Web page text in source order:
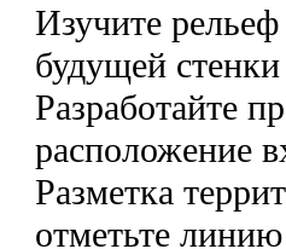
Изучите
будущей
Разработайте
расположение
Разметка
отметьте